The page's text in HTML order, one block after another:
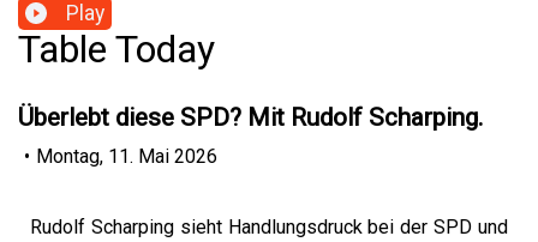
Play
Table Today
Überlebt diese SPD? Mit Rudolf Scharping.
• Montag, 11. Mai 2026
Rudolf Scharping sieht Handlungsdruck bei der SPD und